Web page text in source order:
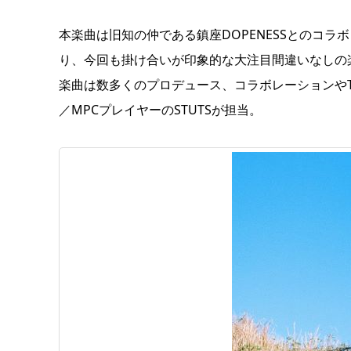
本楽曲は旧知の仲である鎮座DOPENESSとのコラ
り、今回も掛け合いが印象的な大注目間違いなし
楽曲は数多くのプロデュース、コラボレーション
／MPCプレイヤーのSTUTSが担当。